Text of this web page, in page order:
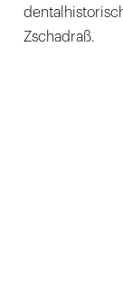
Zschadraß.